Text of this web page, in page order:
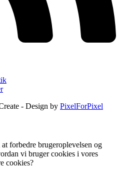
- Design by PixelForPixel
forbedre brugeroplevelsen og
vi bruger cookies i vores
cookies?